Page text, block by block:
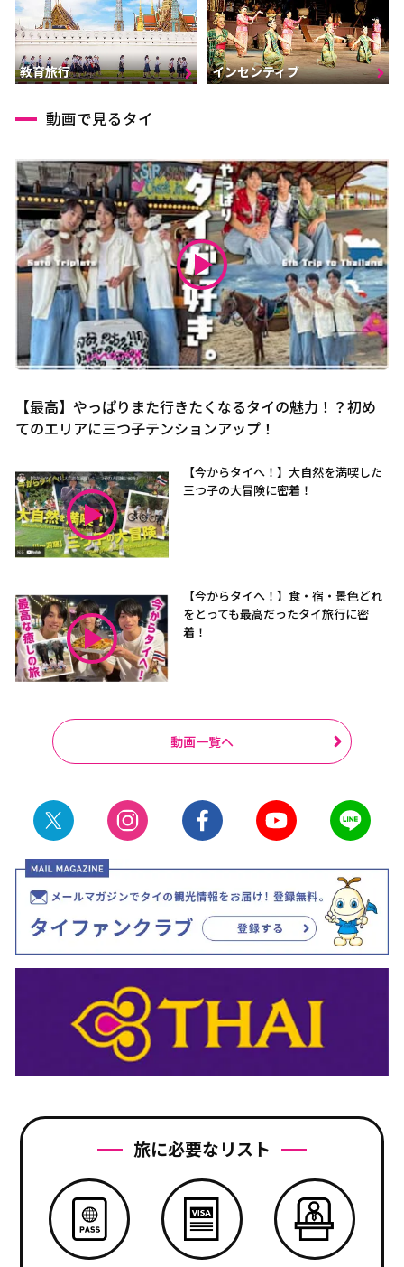
教育旅行 インセンティブ
動画で見るタイ
【最高】やっぱりまた行きたくなるタイの魅力！？初め
てのエリアに三つ子テンションアップ！
【今からタイへ！】大自然を満喫した
三つ子の大冒険に密着！
【今からタイへ！】食・宿・景色どれ
をとっても最高だったタイ旅行に密
着！
動画一覧へ
旅に必要なリスト